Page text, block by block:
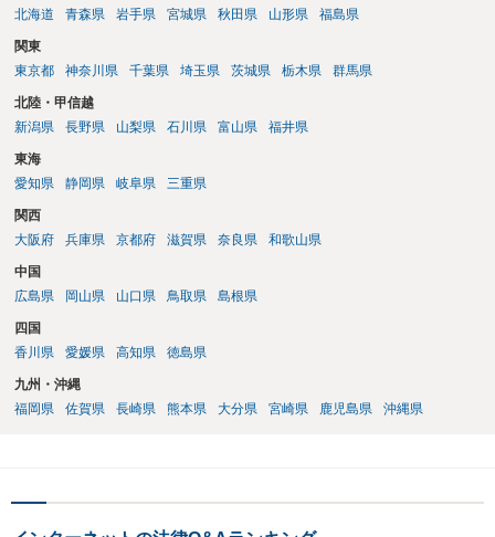
北海道
青森県 岩手県 宮城県 秋田県 山形県 福島県
関東
東京都
神奈川県 千葉県 埼玉県 茨城県 栃木県 群馬県
北陸・甲信越
新潟県
長野県 山梨県 石川県 富山県 福井県
東海
愛知県
静岡県 岐阜県 三重県
関西
大阪府
兵庫県 京都府 滋賀県 奈良県 和歌山県
中国
広島県
岡山県 山口県 鳥取県 島根県
四国
香川県
愛媛県 高知県 徳島県
九州・沖縄
福岡県
佐賀県 長崎県 熊本県 大分県 宮崎県 鹿児島県 沖縄県